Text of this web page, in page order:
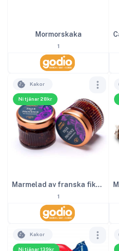
Mormorskaka
1
Ni tjänar 28kr
Kakor
Marmelad av franska fikon 28 g
1
Ni tjänar 139kr
Kakor